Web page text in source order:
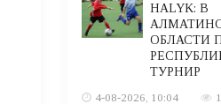
HALYK: В
ОБЛАСТИ
ТУРНИР
4-08-2026, 10:04